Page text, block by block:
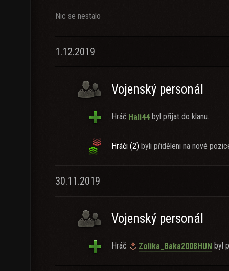
Nic se nestalo
1.12.2019
Vojenský personál
Hráč Hali44 byl přijat do klanu.
Hráči (2) byli přiděleni na nové
30.11.2019
Vojenský personál
Hráč Zolika_Baka2008HUN byl